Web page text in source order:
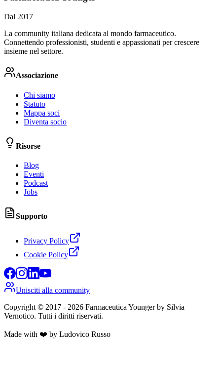
Dal 2017
La community italiana dedicata al mondo farmaceutico.
Connettendo professionisti, studenti e appassionati per crescere
insieme nel settore.
Associazione
Chi siamo
Statuto
Mappa soci
Diventa socio
Risorse
Blog
Eventi
Podcast
Jobs
Supporto
Privacy Policy
Cookie Policy
Unisciti alla community
Copyright © 2017 - 2026 Farmaceutica Youngerby Silvia
Vernotico. Tutti i diritti riservati.
Made with ❤️ by Ludovico Russo